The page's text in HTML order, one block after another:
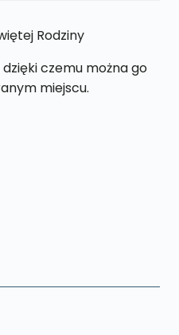
Rodziny
czemu można go
miejscu.